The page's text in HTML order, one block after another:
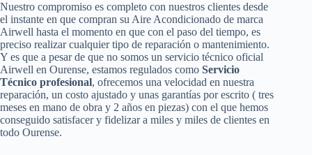
Nuestro compromiso es completo con nuestros clientes desde
el instante en que compran su Aire Acondicionado de marca
Airwell hasta el momento en que con el paso del tiempo, es
preciso realizar cualquier tipo de reparación o mantenimiento.
Y es que a pesar de que no somos un servicio técnico oficial
Airwell en Ourense, estamos regulados como Servicio
Técnico profesional, ofrecemos una velocidad en nuestra
reparación, un costo ajustado y unas garantías por escrito ( tres
meses en mano de obra y 2 años en piezas) con el que hemos
conseguido satisfacer y fidelizar a miles y miles de clientes en
todo Ourense.